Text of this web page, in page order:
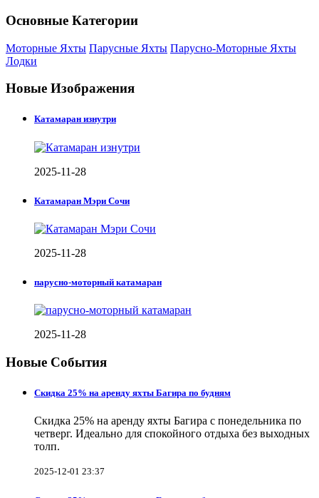
Основные Категории
Моторные Яхты Парусные Яхты Парусно-Моторные Яхты
Лодки
Новые Изображения
Катамаран изнутри
2025-11-28
Катамаран Мэри Сочи
2025-11-28
парусно-моторный катамаран
2025-11-28
Новые События
Скидка 25% на аренду яхты Багира по будням
Скидка 25% на аренду яхты Багира с понедельника по
четверг. Идеально для спокойного отдыха без выходных
толп.
2025-12-01 23:37